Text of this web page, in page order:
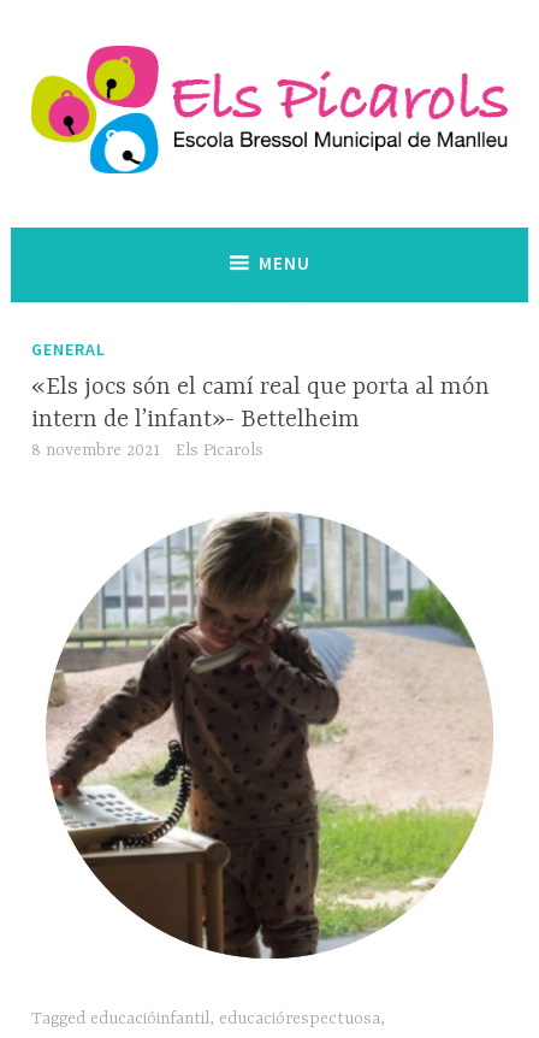
content
MENU
GENERAL
«Els jocs són el camí real que porta al món
intern de l’infant»- Bettelheim
8 novembre 2021 Els Picarols
Tagged educacióinfantil, educaciórespectuosa,